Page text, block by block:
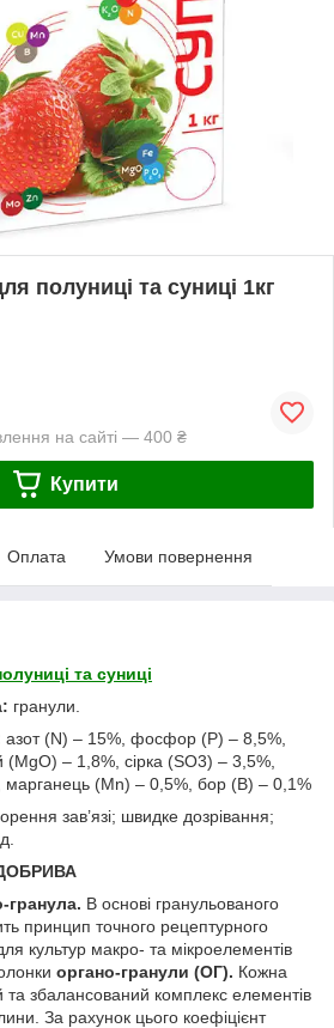
полуниці та суниці 1кг
на сайті — 400 ₴
Купити
Оплата Умови повернення
та суниці
гранули.
азот (N) – 15%, фосфор (P) – 8,5%,
(MgO) – 1,8%, сірка (SO3) – 3,5%,
марганець (Mn) – 0,5%, бор (B) – 0,1%
зав’язі; швидке дозрівання;
гранула. В основі гранульованого
принцип точного рецептурного
культур макро- та мікроелементів
органо-гранули (ОГ). Кожна
та збалансований комплекс елементів
За рахунок цього коефіцієнт